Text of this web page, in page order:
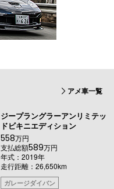
アメ車一覧
ジープラングラーアンリミテッ
ドビキニエディション
558万円
支払総額589万円
年式：2019年
走行距離：26,650km
ガレージダイバン